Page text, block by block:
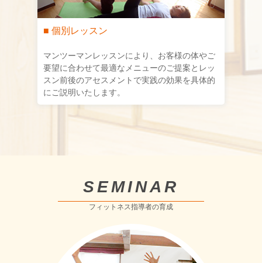
■ 個別レッスン
マンツーマンレッスンにより、お客様の体やご
要望に合わせて最適なメニューのご提案とレッ
スン前後のアセスメントで実践の効果を具体的
にご説明いたします。
SEMINAR
フィットネス指導者の育成